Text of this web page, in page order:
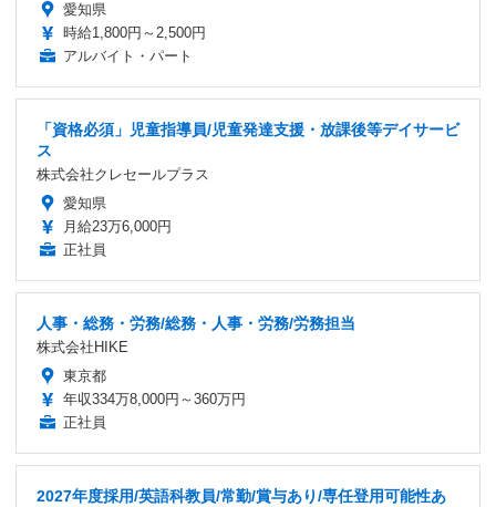
愛知県
時給1,800円～2,500円
アルバイト・パート
「資格必須」児童指導員/児童発達支援・放課後等デイサービ
ス
株式会社クレセールプラス
愛知県
月給23万6,000円
正社員
人事・総務・労務/総務・人事・労務/労務担当
株式会社HIKE
東京都
年収334万8,000円～360万円
正社員
2027年度採用/英語科教員/常勤/賞与あり/専任登用可能性あ